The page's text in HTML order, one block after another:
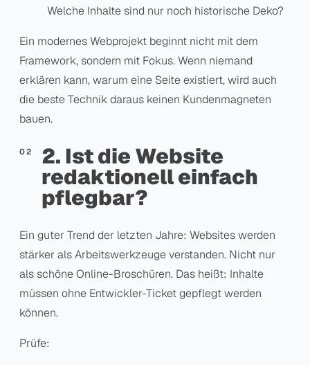
Welche Inhalte sind nur noch historische Deko?
Ein modernes Webprojekt beginnt nicht mit dem
Framework, sondern mit Fokus. Wenn niemand
erklären kann, warum eine Seite existiert, wird auch
die beste Technik daraus keinen Kundenmagneten
bauen.
2. Ist die Website
redaktionell einfach
pflegbar?
Ein guter Trend der letzten Jahre: Websites werden
stärker als Arbeitswerkzeuge verstanden. Nicht nur
als schöne Online-Broschüren. Das heißt: Inhalte
müssen ohne Entwickler-Ticket gepflegt werden
können.
Prüfe: